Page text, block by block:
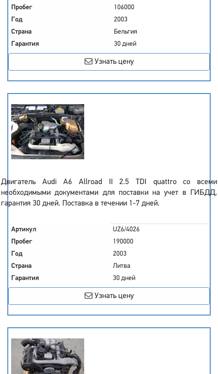
Пробег
106000
Год
2003
Страна
Бельгия
Гарантия
30 дней
Узнать цену
Двигатель Audi A6 Allroad II 2.5 TDI quattro со всеми
необходимыми документами для поставки на учет в ГИБДД,
гарантия 30 дней. Поставка в течении 1-7 дней.
Артикул
UZ6/4026
Пробег
190000
Год
2003
Страна
Литва
Гарантия
30 дней
Узнать цену